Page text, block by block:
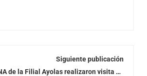
Siguiente publicación
de la Filial Ayolas realizaron visita de